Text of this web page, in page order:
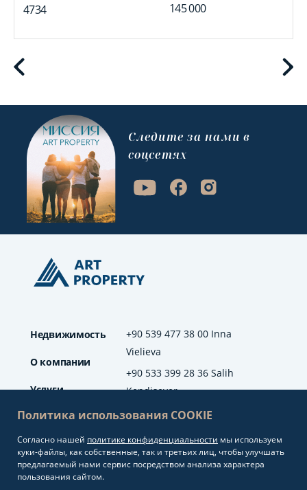
4734 145 000
+90 539 477 38 00 Inna
Vielieva
+90 533 399 28 36 Salih
Kendisever
info@artproperty.net
Mahmutlar Mah.
Недвижимость
О компании
Услуги
Отзывы
Блог
Cледите за нами в
соцсетях
Политика использования COOKIE
Согласно нашей политике конфиденциальности мы используем
куки-файлы, как собственные, так и третьих лиц, чтобы улучшать
предлагаемый нами сервис посредством анализа характера
пользования сайтом.